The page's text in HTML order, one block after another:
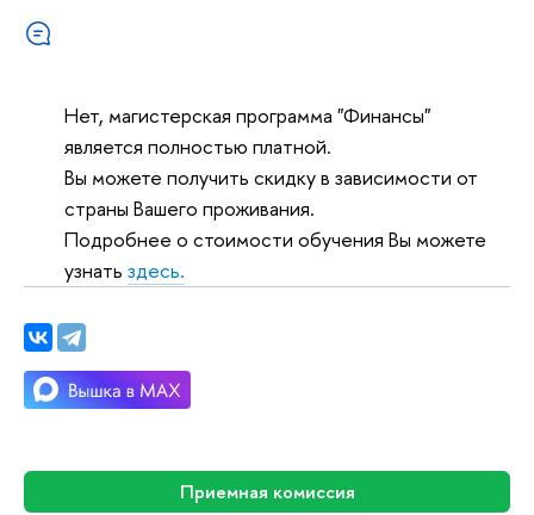
Приемная комиссия
Нет, магистерская программа "Финансы"
является полностью платной.
Вы можете получить скидку в зависимости от
страны Вашего проживания.
Подробнее о стоимости обучения Вы можете
узнать здесь.